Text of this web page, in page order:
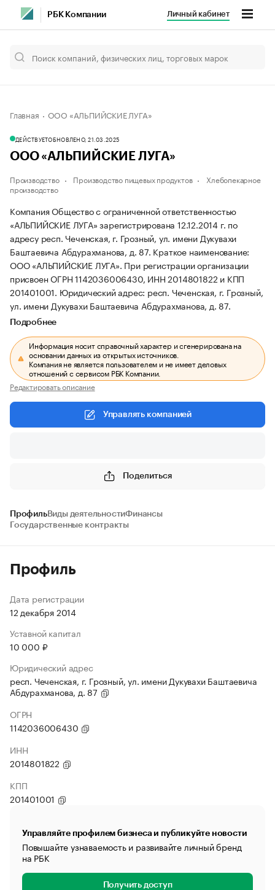
РБК Компании Личный кабинет
Главная ООО «АЛЬПИЙСКИЕ ЛУГА»
ДЕЙСТВУЕТОБНОВЛЕНО, 21.03.2025
ООО «АЛЬПИЙСКИЕ ЛУГА»
Производство Производство пищевых продуктов
Хлебопекарное
производство
Компания Общество с ограниченной ответственностью
«АЛЬПИЙСКИЕ ЛУГА» зарегистрирована 12.12.2014 г. по
адресу респ. Чеченская, г. Грозный, ул. имени Дукувахи
Баштаевича Абдурахманова, д. 87. Краткое наименование:
ООО «АЛЬПИЙСКИЕ ЛУГА». При регистрации организации
присвоен ОГРН 1142036006430, ИНН 2014801822 и КПП
201401001. Юридический адрес: респ. Чеченская, г. Грозный,
ул. имени Дукувахи Баштаевича Абдурахманова, д. 87.
Подробнее
Информация носит справочный характер и сгенерирована на
основании данных из открытых источников.
Компания не является пользователем и не имеет деловых
отношений с сервисом РБК Компании.
Редактировать описание
Управлять компанией
Поделиться
ПрофильВиды деятельностиФинансы
Государственные контракты
Профиль
Дата регистрации
12 декабря 2014
Уставной капитал
10 000 ₽
Юридический адрес
респ. Чеченская, г. Грозный, ул. имени Дукувахи Баштаевича
Абдурахманова, д. 87
ОГРН
1142036006430
ИНН
2014801822
КПП
201401001
Управляйте профилем бизнеса и публикуйте новости
Повышайте узнаваемость и развивайте личный бренд
на РБК
Получить доступ